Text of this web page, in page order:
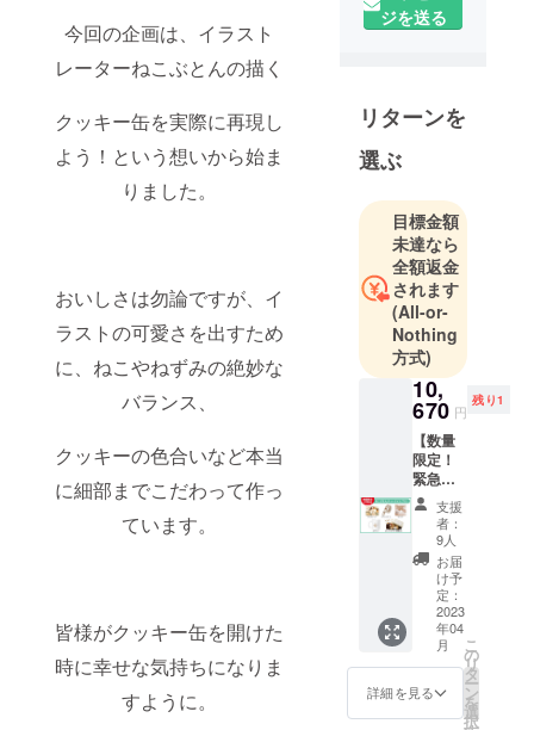
今回の企画は、イラスト
レーターねこぶとんの描く
クッキー缶を実際に再現し
よう！という想いから始ま
りました。
おいしさは勿論ですが、イ
ラストの可愛さを出すため
に、ねこやねずみの絶妙な
バランス、
クッキーの色合いなど本当
に細部までこだわって作っ
ています。
皆様がクッキー缶を開けた
時に幸せな気持ちになりま
すように。
チームで
す。
ングでの商
目指して、
ターとのコ
ラボ企画や
自社オリジ
ナルのアイ
テム企画を
行ってま
す。
◾️営業日のご
営業時間：
平日 10:00〜
18:00 (土日
祝、年末年
※お問い合わ
せから3営業
日以内にご
返信させて
いただきま
ジを送る
リターンを
選ぶ
目標金額
未達なら
全額返金
されます
(All-or-
Nothing
方式)
10,
670 円
残り1
【数量
限定！
緊急追
加】
【ねこ
ぶとん
ティー
タイム
プラ
ン】 ・
サン
キュー
レター
・マス
キング
支援
者：
9人
お届
け予
定：
2023
年04
月
詳細を見る
こ
の
リ
タ
ー
ン
を
選
択